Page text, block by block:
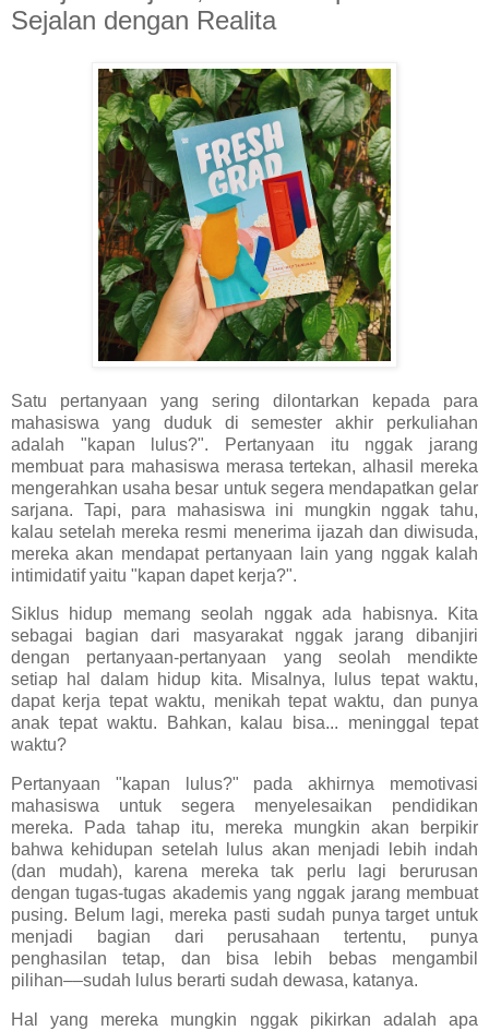
Sejalan dengan Realita
Satu pertanyaan yang sering dilontarkan kepada para
mahasiswa yang duduk di semester akhir perkuliahan
adalah "kapan lulus?". Pertanyaan itu nggak jarang
membuat para mahasiswa merasa tertekan, alhasil mereka
mengerahkan usaha besar untuk segera mendapatkan gelar
sarjana. Tapi, para mahasiswa ini mungkin nggak tahu,
kalau setelah mereka resmi menerima ijazah dan diwisuda,
mereka akan mendapat pertanyaan lain yang nggak kalah
intimidatif yaitu "kapan dapet kerja?".
Siklus hidup memang seolah nggak ada habisnya. Kita
sebagai bagian dari masyarakat nggak jarang dibanjiri
dengan pertanyaan-pertanyaan yang seolah mendikte
setiap hal dalam hidup kita. Misalnya, lulus tepat waktu,
dapat kerja tepat waktu, menikah tepat waktu, dan punya
anak tepat waktu. Bahkan, kalau bisa... meninggal tepat
waktu?
Pertanyaan "kapan lulus?" pada akhirnya memotivasi
mahasiswa untuk segera menyelesaikan pendidikan
mereka. Pada tahap itu, mereka mungkin akan berpikir
bahwa kehidupan setelah lulus akan menjadi lebih indah
(dan mudah), karena mereka tak perlu lagi berurusan
dengan tugas-tugas akademis yang nggak jarang membuat
pusing. Belum lagi, mereka pasti sudah punya target untuk
menjadi bagian dari perusahaan tertentu, punya
penghasilan tetap, dan bisa lebih bebas mengambil
pilihan––sudah lulus berarti sudah dewasa, katanya.
Hal yang mereka mungkin nggak pikirkan adalah apa